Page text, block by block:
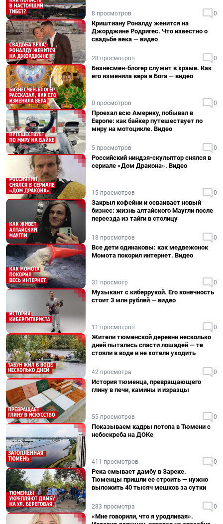
8 просмотров 0
Криштиану Роналду женится на
Джорджине Родригес. Что известно о
свадьбе века — видео
28 просмотров 0
Бизнесмен-блогер служит в храме. Как
его изменила вера в Бога — видео
0 просмотров 0
Проехал всю Америку, побывал в
Европе: как байкер путешествует по
миру на мотоцикле. Видео
5 просмотров 0
Российский ниндзя-скульптор снялся в
сериале «Дом Дракона». Видео
15 просмотров 0
Закрыл кофейни и осваивает новый
бизнес: жизнь алтайского Маугли после
переезда из тайги в столицу
18 просмотров 0
Все дети одинаковы: как медвежонок
Момота покорил интернет. Видео
31 просмотр 0
Музыкант с киберрукой. Его конечность
стоит 3 млн рублей — видео
11 просмотров 0
Жители тюменской деревни несколько
дней пытались спасти лошадей — те
стояли в воде и не хотели уходить
42 просмотра 0
История тюменца, превращающего
глину в печи, камины и изразцы
55 просмотров 0
Показываем кадры потопа в Тюмени с
небоскреба на ДОКе
411 просмотров 0
Река смывает дамбу в Зареке.
Тюменцы пришли ее строить — нужно
выложить 40 тысяч мешков за сутки
283 просмотра 0
«Мне говорили, что я уродливая».